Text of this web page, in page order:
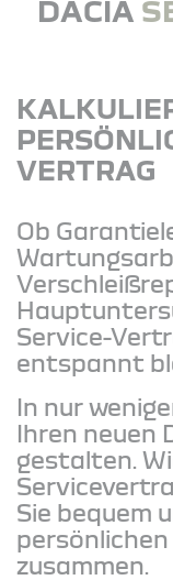
DACIA
VERTRAG
Ob
Service-
entspannt
In nur
Ihren neuen
gestalten.
Sie bequem
zusammen.